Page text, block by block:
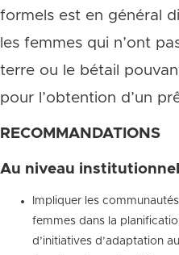
formels est en général
les femmes qui n’ont
terre ou le bétail
pour l’obtention d’un
RECOMMANDATIONS
Au niveau institutionnel
Impliquer les
femmes dans la
d’initiatives d’adaptation